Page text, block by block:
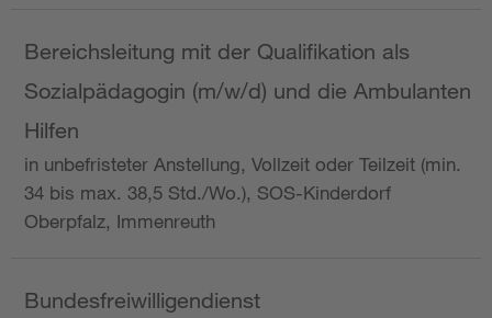
Bereichsleitung mit der Qualifikation als
Sozialpädagogin (m/w/d) und die Ambulanten
Hilfen
in unbefristeter Anstellung, Vollzeit oder Teilzeit (min.
34 bis max. 38,5 Std./Wo.), SOS-Kinderdorf
Oberpfalz, Immenreuth
Bundesfreiwilligendienst